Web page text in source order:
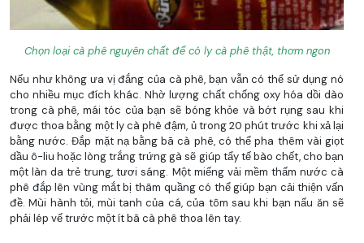
Chọn loại cà phê nguyên chất để có ly cà phê thật, thơm ngon
Nếu như không ưa vị đắng của cà phê, bạn vẫn có thể sử dụng nó
cho nhiều mục đích khác. Nhờ lượng chất chống oxy hóa dồi dào
trong cà phê, mái tóc của bạn sẽ bóng khỏe và bớt rụng sau khi
được thoa bằng một ly cà phê đậm, ủ trong 20 phút trước khi xả lại
bằng nước. Đắp mặt nạ bằng bã cà phê, có thể pha thêm vài giọt
dầu ô-liu hoặc lòng trắng trứng gà sẽ giúp tẩy tế bào chết, cho bạn
một làn da trẻ trung, tươi sáng. Một miếng vải mềm thấm nước cà
phê đắp lên vùng mắt bị thâm quầng có thể giúp bạn cải thiện vấn
đề. Mùi hành tỏi, mùi tanh của cá, của tôm sau khi bạn nấu ăn sẽ
phải lép vế trước một ít bã cà phê thoa lên tay.